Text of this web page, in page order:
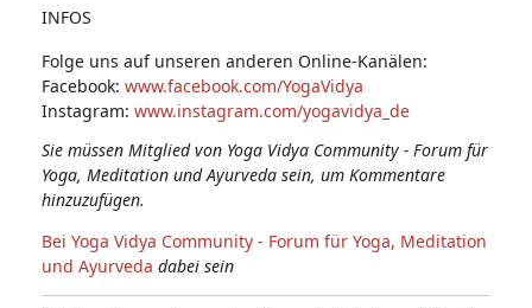
INFOS
Folge uns auf unseren anderen Online-Kanälen:
Facebook: www.facebook.com/YogaVidya
Instagram: www.instagram.com/yogavidya_de
Sie müssen Mitglied von Yoga Vidya Community - Forum für
Yoga, Meditation und Ayurveda sein, um Kommentare
hinzuzufügen.
Bei Yoga Vidya Community - Forum für Yoga, Meditation
und Ayurveda dabei sein